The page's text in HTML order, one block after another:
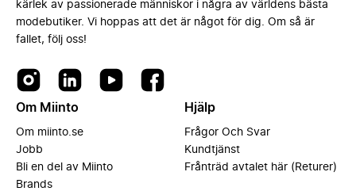
kärlek av passionerade människor i några av världens bästa
modebutiker. Vi hoppas att det är något för dig. Om så är
fallet, följ oss!
Om Miinto
Om miinto.se
Jobb
Bli en del av Miinto
Brands
Hjälp
Frågor Och Svar
Kundtjänst
Frånträd avtalet här (Returer)